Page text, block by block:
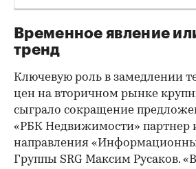
Временное явление
тренд
Ключевую роль в замедлении
цен на вторичном рынке
сыграло сокращение
«РБК Недвижимости» партнер
направления
Группы SRG Максим Русаков.